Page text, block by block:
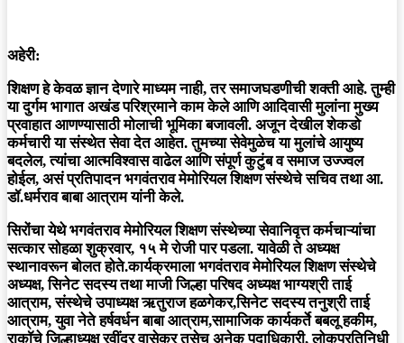
अहेरी:
शिक्षण हे केवळ ज्ञान देणारे माध्यम नाही, तर समाजघडणीची शक्ती आहे. तुम्ही
या दुर्गम भागात अखंड परिश्रमाने काम केले आणि आदिवासी मुलांना मुख्य
प्रवाहात आणण्यासाठी मोलाची भूमिका बजावली. अजून देखील शेकडो
कर्मचारी या संस्थेत सेवा देत आहेत. तुमच्या सेवेमुळेच या मुलांचे आयुष्य
बदलेल, त्यांचा आत्मविश्वास वाढेल आणि संपूर्ण कुटुंब व समाज उज्ज्वल
होईल, असं प्रतिपादन भगवंतराव मेमोरियल शिक्षण संस्थेचे सचिव तथा आ.
डॉ.धर्मराव बाबा आत्राम यांनी केले.
सिरोंचा येथे भगवंतराव मेमोरियल शिक्षण संस्थेच्या सेवानिवृत्त कर्मचाऱ्यांचा
सत्कार सोहळा शुक्रवार, १५ मे रोजी पार पडला. यावेळी ते अध्यक्ष
स्थानावरून बोलत होते.कार्यक्रमाला भगवंतराव मेमोरियल शिक्षण संस्थेचे
अध्यक्ष, सिनेट सदस्य तथा माजी जिल्हा परिषद अध्यक्ष भाग्यश्री ताई
आत्राम, संस्थेचे उपाध्यक्ष ऋतुराज हळगेकर,सिनेट सदस्य तनुश्री ताई
आत्राम, युवा नेते हर्षवर्धन बाबा आत्राम,सामाजिक कार्यकर्ते बबलू हकीम,
राकॉचे जिल्हाध्यक्ष रवींद्र वासेकर तसेच अनेक पदाधिकारी, लोकप्रतिनिधी